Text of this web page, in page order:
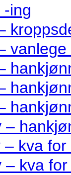
ing
–
– kva
– kva